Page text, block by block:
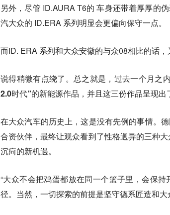
另外，尽管 ID.AURA T6的 车身还带着厚厚的
汽大众的 ID.ERA 系列明显会更偏向保守一点。
而ID. ERA 系列和大众安徽的与众08相比的话，
说得稍微有点绕了。总之就是， 过去一个月之
2.0时代”的新能源作品，并且这三份作品呈现出
在大众汽车的历史上，这是没有先例的事情。
合资伙伴，最终让观众看到了性格迥异的三种
沉疴的新机遇。
“大众不会把鸡蛋都放在同一个篮子里，会保
径。当然，一切探索的前提是坚守德系匠造和大